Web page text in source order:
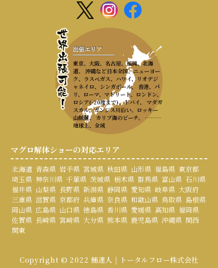
出張エリア
東京、大阪、名古屋、福岡、北海
道、 沖縄など日本全国、ニューヨー
ク、ラスベガス、ハワイ、リオデジ
ャネイロ、シンガポール、 香港、パ
リ、ローマ、マドリード、ロンドン、
ロシア(-20度まで)、ドバイ、 マダガ
スカル、ガンジス川沿い、ロッキー
山脈麓、 カリブ海のビーチ、 ………
地球上、全域
マグロ解体ショーの対応エリア
北海道 青森県 岩手県 宮城県 秋田県 山形県 福島県 東京都
埼玉県 神奈川県 千葉県 茨城県 栃木県 群馬県 富山県 石川県
福井県 山梨県 長野県 新潟県 静岡県 愛知県 岐阜県 大阪府
三重県 滋賀県 京都府 兵庫県 奈良県 和歌山県 鳥取県 島根県
岡山県 広島県 山口県 徳島県 香川県 愛媛県 高知県 福岡県
佐賀県 長崎県 宮崎県 大分県 熊本県 鹿児島県 沖縄県 関西
関東
Copyright © 2022 鮪達人 | トータルフロー株式会社